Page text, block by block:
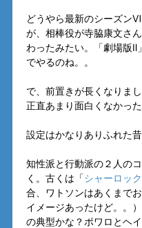
どうやら最新のシーズン
が、相棒役が寺脇康文さ
わったみたい。「劇場版
でやるのね。。
で、前置きが長くなりま
正直あまり面白くなかった
設定はかなりありふれた
知性派と行動派の２人の
く。古くは「シャーロッ
合、ワトソンはあくまで
イメージあったけど。。
の典型かな？ポワロとヘ